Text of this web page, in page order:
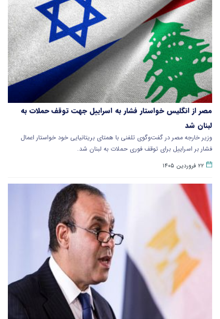
مصر از انگلیس خواستار فشار به اسراییل جهت توقف حملات به
لبنان شد
وزیر خارجه مصر در گفت‌وگوی تلفنی با همتای بریتانیایی خود خواستار اعمال
فشار بر اسراییل برای توقف فوری حملات به لبنان شد.
۲۲ فروردین ۱۴۰۵